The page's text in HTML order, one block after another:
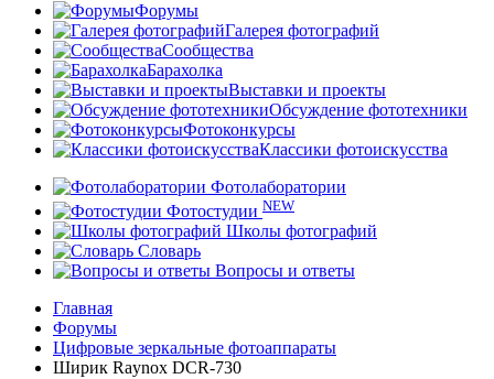
Форумы
Галерея фотографий
Сообщества
Барахолка
Выставки и проекты
Обсуждение фототехники
Фотоконкурсы
Классики фотоискусства
Фотолаборатории
Фотостудии NEW
Школы фотографий
Словарь
Вопросы и ответы
Главная
Форумы
Цифровые зеркальные фотоаппараты
Ширик Raynox DCR-730